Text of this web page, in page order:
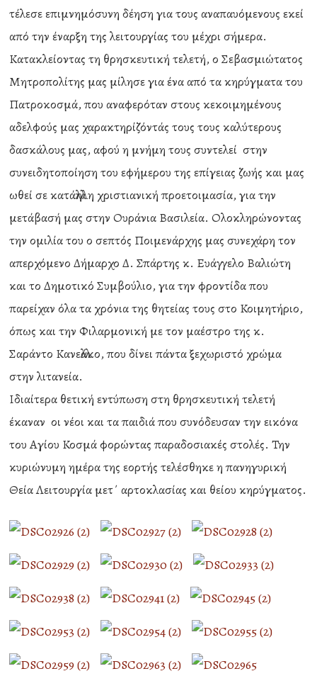
τέλεσε επιμνημόσυνη δέηση για τους αναπαυόμενους εκεί
από την έναρξη της λειτουργίας του μέχρι σήμερα.
Κατακλείοντας τη θρησκευτική τελετή, ο Σεβασμιώτατος
Μητροπολίτης μας μίλησε για ένα από τα κηρύγματα του
Πατροκοσμά, που αναφερόταν στους κεκοιμημένους
αδελφούς μας χαρακτηρίζόντάς τους τους καλύτερους
δασκάλους μας, αφού η μνήμη τους συντελεί στην
συνειδητοποίηση του εφήμερου της επίγειας ζωής και μας
ωθεί σε κατάλληλη χριστιανική προετοιμασία, για την
μετάβασή μας στην Ουράνια Βασιλεία. Ολοκληρώνοντας
την ομιλία του ο σεπτός Ποιμενάρχης μας συνεχάρη τον
απερχόμενο Δήμαρχο Δ. Σπάρτης κ. Ευάγγελο Βαλιώτη
και το Δημοτικό Συμβούλιο, για την φροντίδα που
παρείχαν όλα τα χρόνια της θητείας τους στο Κοιμητήριο,
όπως και την Φιλαρμονική με τον μαέστρο της κ.
Σαράντο Κανελλάκο, που δίνει πάντα ξεχωριστό χρώμα
στην λιτανεία.
Ιδιαίτερα θετική εντύπωση στη θρησκευτική τελετή
έκαναν οι νέοι και τα παιδιά που συνόδευσαν την εικόνα
του Αγίου Κοσμά φορώντας παραδοσιακές στολές. Την
κυριώνυμη ημέρα της εορτής τελέσθηκε η πανηγυρική
Θεία Λειτουργία μετ΄ αρτοκλασίας και θείου κηρύγματος.